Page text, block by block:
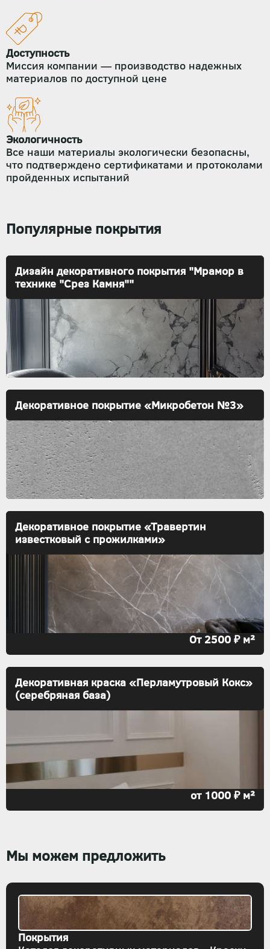
Доступность
Миссия компании — производство надежных
материалов по доступной цене
Экологичность
Все наши материалы экологически безопасны,
что подтверждено сертификатами и протоколами
пройденных испытаний
Популярные покрытия
Дизайн декоративного покрытия "Мрамор в
технике "Срез Камня""
Декоративное покрытие «Микробетон №3»
Декоративное покрытие «Травертин
известковый с прожилками»
От 2500 ₽ м²
Декоративная краска «Перламутровый Кокс»
(серебряная база)
от 1000 ₽ м²
Мы можем предложить
Покрытия